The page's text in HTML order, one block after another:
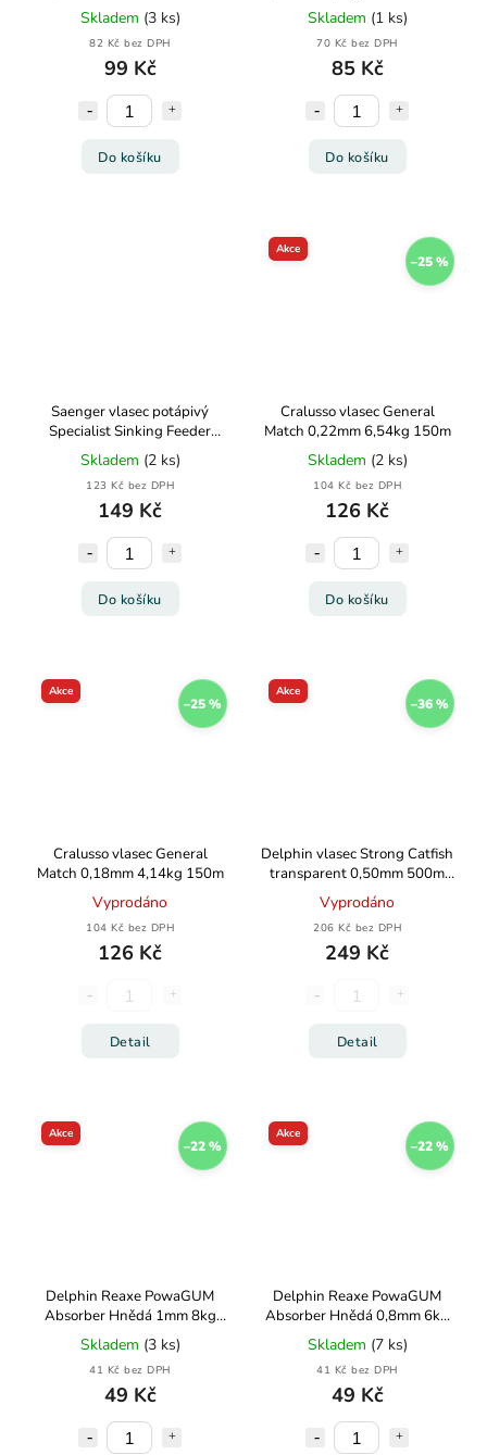
Skladem (3 ks)
82 Kč bez DPH
99 Kč
Do košíku
Skladem (1 ks)
70 Kč bez DPH
85 Kč
Do košíku
Saenger vlasec potápivý
Specialist Sinking Feeder
0,18mm 4,1kg 400m
Skladem (2 ks)
123 Kč bez DPH
149 Kč
Do košíku
Akce
–25 %
Cralusso vlasec General
Match 0,22mm 6,54kg 150m
Skladem (2 ks)
104 Kč bez DPH
126 Kč
Do košíku
Akce
–25 %
Cralusso vlasec General
Match 0,18mm 4,14kg 150m
Vyprodáno
104 Kč bez DPH
126 Kč
Detail
Akce
–36 %
Delphin vlasec Strong Catfish
transparent 0,50mm 500m
15kg
Vyprodáno
206 Kč bez DPH
249 Kč
Detail
Akce
–22 %
Delphin Reaxe PowaGUM
Absorber Hnědá 1mm 8kg
10m
Skladem (3 ks)
41 Kč bez DPH
49 Kč
Akce
–22 %
Delphin Reaxe PowaGUM
Absorber Hnědá 0,8mm 6kg
10m
Skladem (7 ks)
41 Kč bez DPH
49 Kč